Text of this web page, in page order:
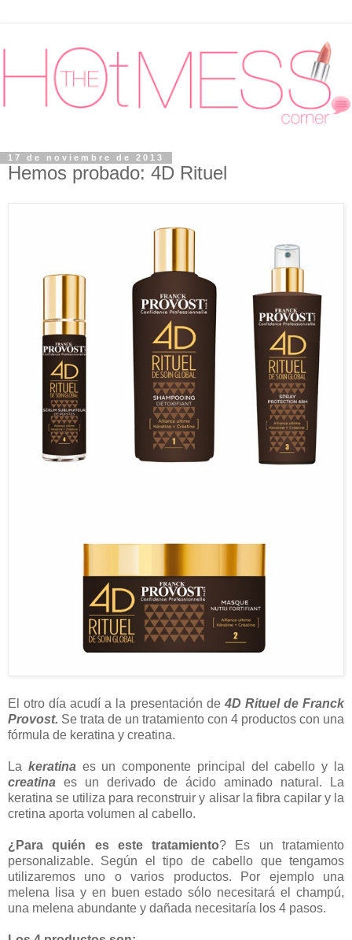
17 de noviembre de 2013
Hemos probado: 4D Rituel
El otro día acudí a la presentación de 4D Rituel de Franck
Provost. Se trata de un tratamiento con 4 productos con una
fórmula de keratina y creatina.
La keratina es un componente principal del cabello y la
creatina es un derivado de ácido aminado natural. La
keratina se utiliza para reconstruir y alisar la fibra capilar y la
cretina aporta volumen al cabello.
¿Para quién es este tratamiento? Es un tratamiento
personalizable. Según el tipo de cabello que tengamos
utilizaremos uno o varios productos. Por ejemplo una
melena lisa y en buen estado sólo necesitará el champú,
una melena abundante y dañada necesitaría los 4 pasos.